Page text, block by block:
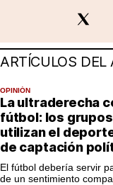
JuicioExprés
INVESTIGACIÓN
INTERNACIONAL
OPINIÓN
ARTÍCULOS DEL
OPINIÓN
La ultraderecha
fútbol: los
utilizan el
de captación
El fútbol debería servir
de un sentimiento